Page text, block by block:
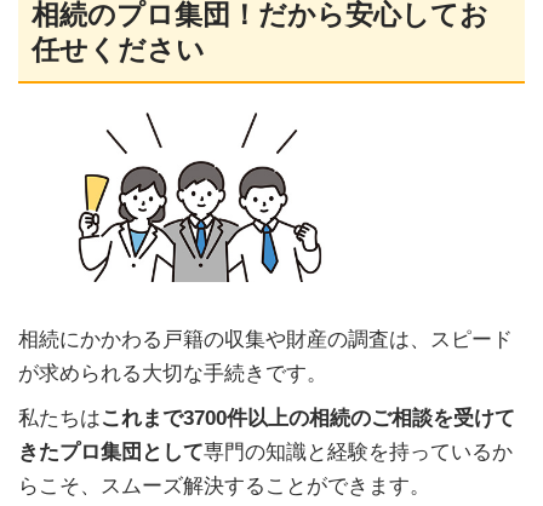
相続のプロ集団！だから安心してお
任せください
相続にかかわる戸籍の収集や財産の調査は、スピード
が求められる大切な手続きです。
私たちはこれまで3700件以上の相続のご相談を受けて
きたプロ集団として専門の知識と経験を持っているか
らこそ、スムーズ解決することができます。